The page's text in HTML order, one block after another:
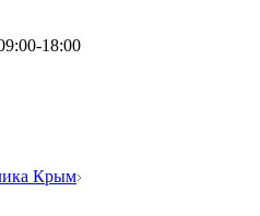
18:00
Крым